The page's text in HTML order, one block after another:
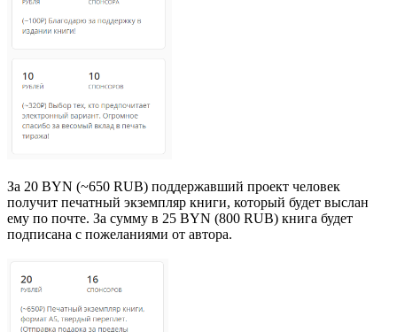
За 20 BYN (~650 RUB) поддержавший проект человек
получит печатный экземпляр книги, который будет выслан
ему по почте. За сумму в 25 BYN (800 RUB) книга будет
подписана с пожеланиями от автора.